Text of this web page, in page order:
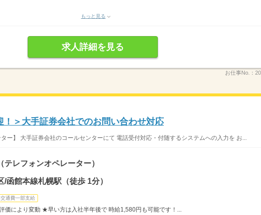
もっと見る
求人詳細を見る
お仕事No.：
！＞大手証券会社でのお問い合わせ対応
ー】 大手証券会社のコールセンターにて 電話受付対応・付随するシステムへの入力を お...
テレフォンオペレーター）
函館本線札幌駅（徒歩 1分）
交通費一部支給
価により変動 ★早い方は入社半年後で 時給1,580円も可能です！...